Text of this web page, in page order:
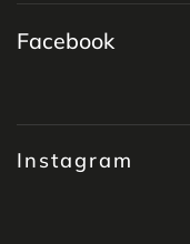
Instagram
Facebook